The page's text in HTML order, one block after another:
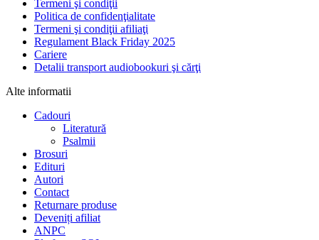
Termeni şi condiţii
Politica de confidenţialitate
Termeni şi condiţii afiliaţi
Regulament Black Friday 2025
Cariere
Detalii transport audiobookuri şi cărţi
Alte informatii
Cadouri
Literatură
Psalmii
Brosuri
Edituri
Autori
Contact
Returnare produse
Deveniți afiliat
ANPC